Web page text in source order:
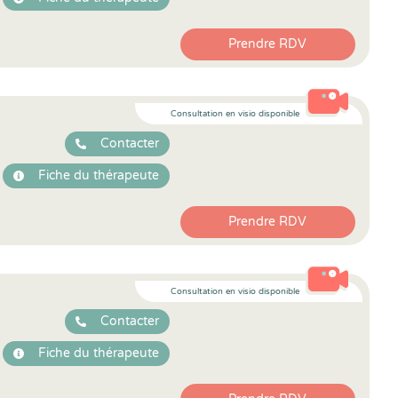
Prendre RDV
Consultation en visio disponible
Contacter
Fiche du thérapeute
Prendre RDV
Consultation en visio disponible
Contacter
Fiche du thérapeute